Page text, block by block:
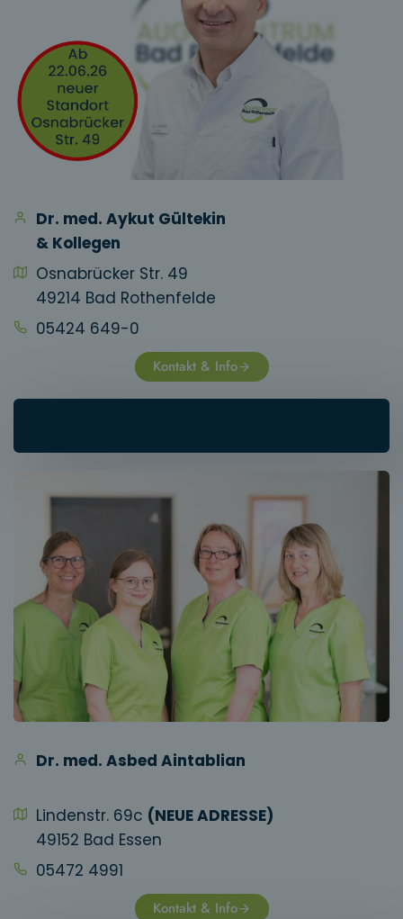
Dr. med. Aykut Gültekin
& Kollegen
Osnabrücker Str. 49
49214 Bad Rothenfelde
05424 649-0
Kontakt & Info
Dr. med. Asbed Aintablian
Lindenstr. 69c (NEUE ADRESSE)
49152 Bad Essen
05472 4991
Kontakt & Info